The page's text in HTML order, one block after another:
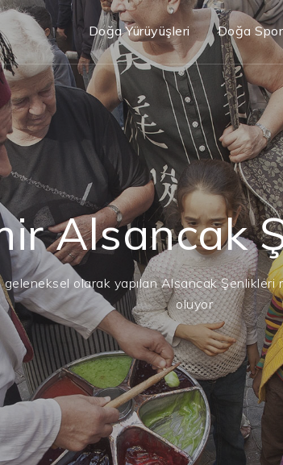
Doğa Yürüyüşleri Doğa
Alsancak
geleneksel olarak yapılan Alsancak
oluyor